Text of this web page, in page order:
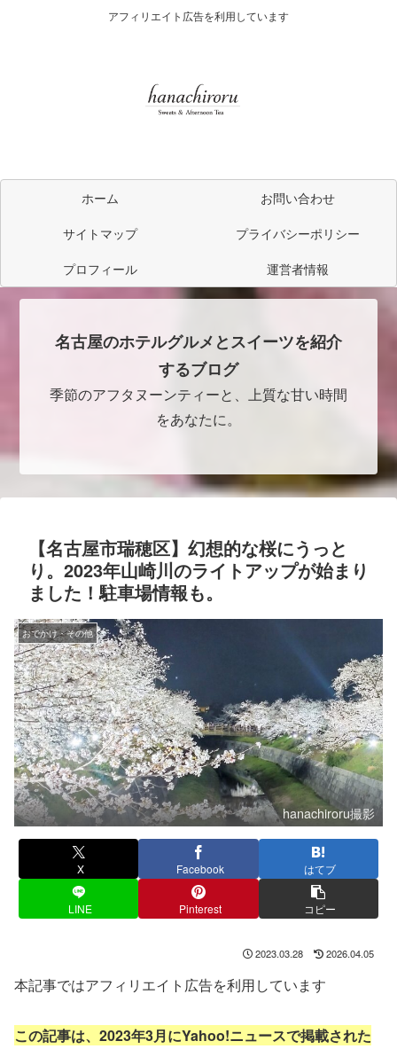
アフィリエイト広告を利用しています
ホーム
お問い合わせ
サイトマップ
プライバシーポリシー
プロフィール
運営者情報
名古屋のホテルグルメとスイーツを紹介
するブログ
季節のアフタヌーンティーと、上質な甘い時間
をあなたに。
【名古屋市瑞穂区】幻想的な桜にうっと
り。2023年山崎川のライトアップが始まり
ました！駐車場情報も。
おでかけ・その他
hanachiroru撮影
X Facebook はてブ
LINE Pinterest コピー
2023.03.28 2026.04.05
本記事ではアフィリエイト広告を利用しています
この記事は、2023年3月にYahoo!ニュースで掲載された